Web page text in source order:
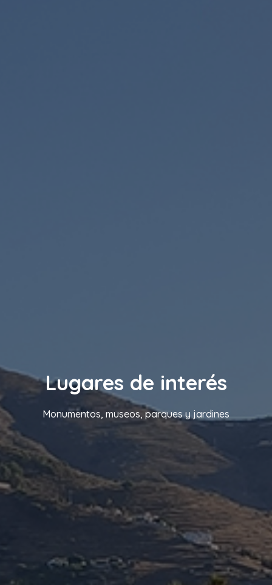
Lugares de interés
Monumentos, museos, parques y jardines